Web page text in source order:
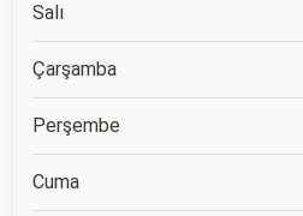
Salı
Çarşamba
Perşembe
Cuma